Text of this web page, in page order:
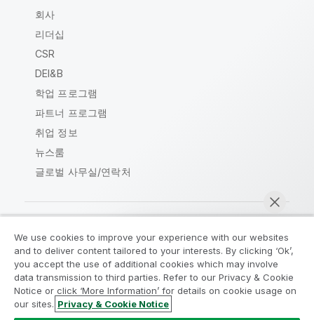
회사
리더십
CSR
DEI&B
학업 프로그램
파트너 프로그램
취업 정보
뉴스룸
글로벌 사무실/연락처
Qlik Community
법적 계약 제품 약관
Legal Policies
Legal Policies
사용 약관
We use cookies to improve your experience with our websites
and to deliver content tailored to your interests. By clicking ‘Ok’,
you accept the use of additional cookies which may involve
data transmission to third parties. Refer to our Privacy & Cookie
Notice or click ‘More Information’ for details on cookie usage on
our sites. Privacy & Cookie Notice